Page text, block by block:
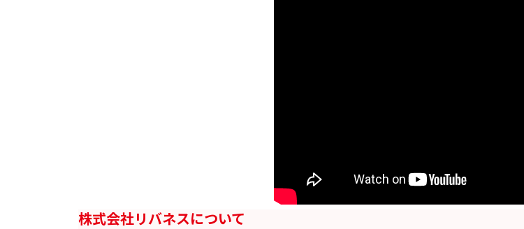
株式会社リバネスについて